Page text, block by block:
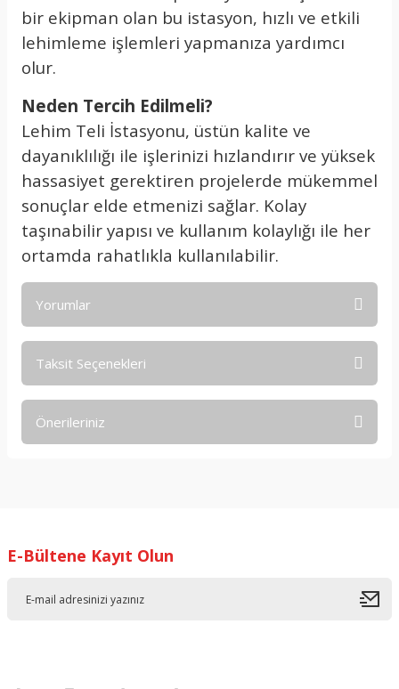
bir ekipman olan bu istasyon, hızlı ve etkili
lehimleme işlemleri yapmanıza yardımcı
olur.
Neden Tercih Edilmeli?
Lehim Teli İstasyonu, üstün kalite ve
dayanıklılığı ile işlerinizi hızlandırır ve yüksek
hassasiyet gerektiren projelerde mükemmel
sonuçlar elde etmenizi sağlar. Kolay
taşınabilir yapısı ve kullanım kolaylığı ile her
ortamda rahatlıkla kullanılabilir.
Yorumlar
Taksit Seçenekleri
Önerileriniz
Ürün resmi kalitesiz, bozuk veya görüntülenemiyor.
E-Bültene Kayıt Olun